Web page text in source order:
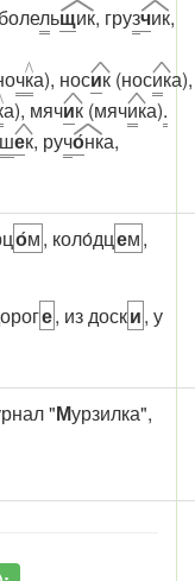
льщик, грузчик,
чка), носик (носика),
а), мячик (мячика).
шек, ручо́нка,
о́м, коло́дцем,
е, из доски, у
"Мурзилка",